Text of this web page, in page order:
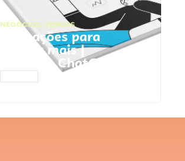
NEGÓCIOS, VENDAS
Faça ações para
vender mais |
Prompts ChatGPT